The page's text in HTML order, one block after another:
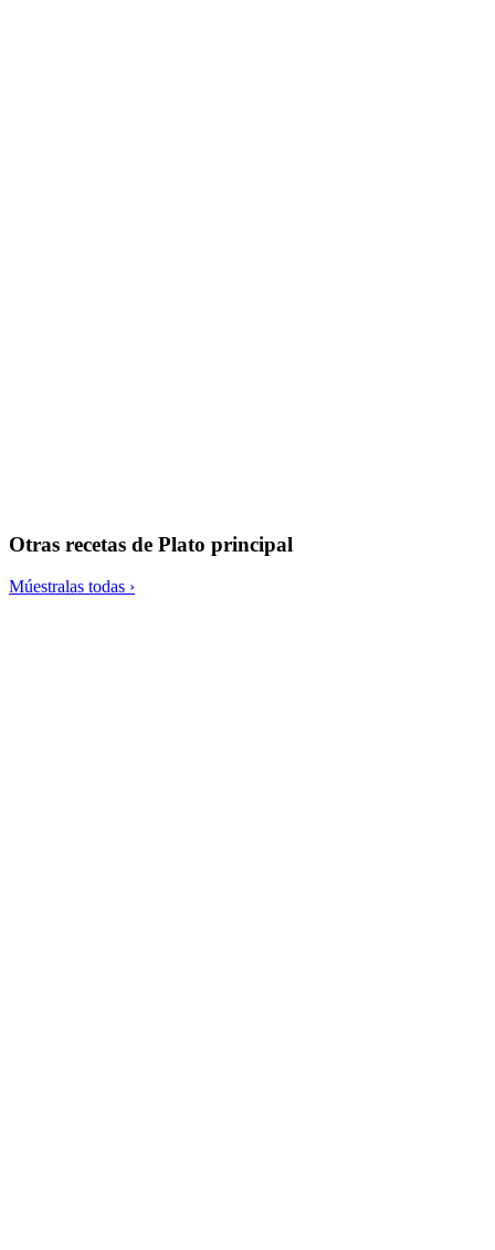
Otras recetas de Plato principal
Múestralas todas ›